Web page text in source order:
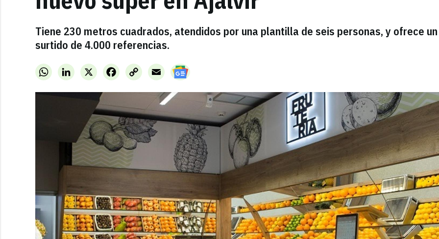
Tiene 230 metros cuadrados, atendidos por una plantilla de seis personas, y ofrece un
surtido de 4.000 referencias.
WhatsAppLinkedInX FacebookCopy
Link
Email